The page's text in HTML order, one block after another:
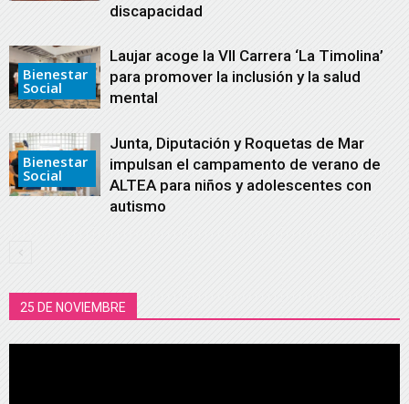
discapacidad
Bienestar
Social
Laujar acoge la VII Carrera ‘La Timolina’
para promover la inclusión y la salud
mental
Bienestar
Social
Junta, Diputación y Roquetas de Mar
impulsan el campamento de verano de
ALTEA para niños y adolescentes con
autismo
25 DE NOVIEMBRE